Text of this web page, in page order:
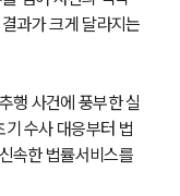
과가 크게 달라지는
행 사건에 풍부한 실
수사 대응부터 법
속한 법률서비스를